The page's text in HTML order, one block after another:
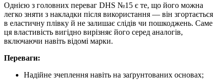
Однією з головних переваг DHS №15 є те, що його можна
легко зняти з накладки після використання — він згортається
в еластичну плівку й не залишає слідів чи пошкоджень. Саме
ця властивість вигідно вирізняє його серед аналогів,
включаючи навіть відомі марки.
Переваги:
Надійне зчеплення навіть на заґрунтованих основах;